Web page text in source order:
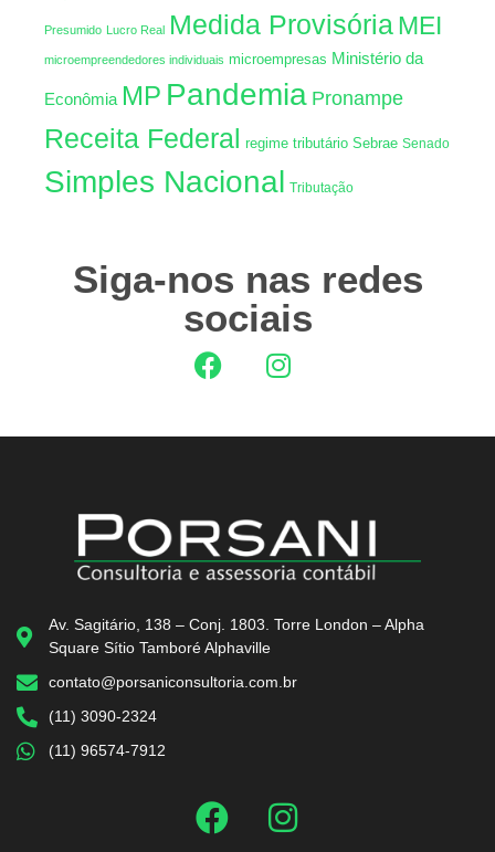
Presumido Lucro Real Medida ProvisóriaMEI
microempreendedores individuais microempresas Ministério da
Econômia MP Pandemia Pronampe
Receita Federal regime tributário Sebrae Senado
Simples Nacional Tributação
Siga-nos nas redes
sociais
Av. Sagitário, 138 – Conj. 1803. Torre London – Alpha
Square Sítio Tamboré Alphaville
contato@porsaniconsultoria.com.br
(11) 3090-2324
(11) 96574-7912